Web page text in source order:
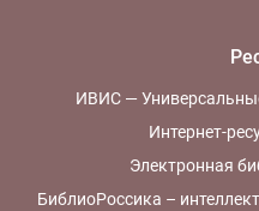
ИВИС —
Интернет-
Электронная
БиблиоРоссика –